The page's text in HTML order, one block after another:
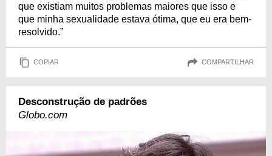
que existiam muitos problemas maiores que isso e
que minha sexualidade estava ótima, que eu era bem-
resolvido.”
COPIAR COMPARTILHAR
Desconstrução de padrões
Globo.com